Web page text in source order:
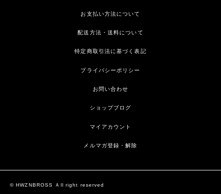
お支払い方法について
配送方法・送料について
特定商取引法に基づく表記
プライバシーポリシー
お問い合わせ
ショップブログ
マイアカウント
メルマガ登録・解除
© HWZNBROSS Ａll right reserved